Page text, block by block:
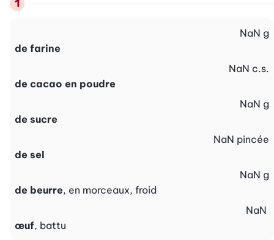
de farine
NaN g
de cacao en poudre
NaN c.s.
de sucre
NaN g
de sel
NaN pincée
de beurre, en morceaux, froid
NaN g
œuf, battu
NaN